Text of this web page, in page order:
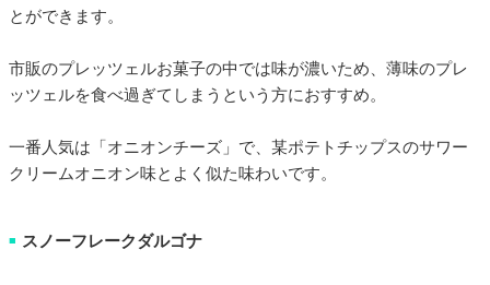
とができます。
市販のプレッツェルお菓子の中では味が濃いため、薄味のプレ
ッツェルを食べ過ぎてしまうという方におすすめ。
一番人気は「オニオンチーズ」で、某ポテトチップスのサワー
クリームオニオン味とよく似た味わいです。
■ スノーフレークダルゴナ